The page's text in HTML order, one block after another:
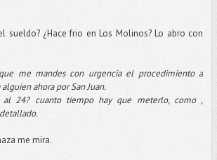
sueldo? ¿Hace frio en Los Molinos? Lo abro con
me mandes con urgencia el procedimiento a
ahora por San Juan.
24? cuanto tiempo hay que meterlo, como ,
me mira.